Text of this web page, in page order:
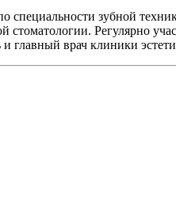
зубной
стоматологии. Регулярно
главный врач клиники